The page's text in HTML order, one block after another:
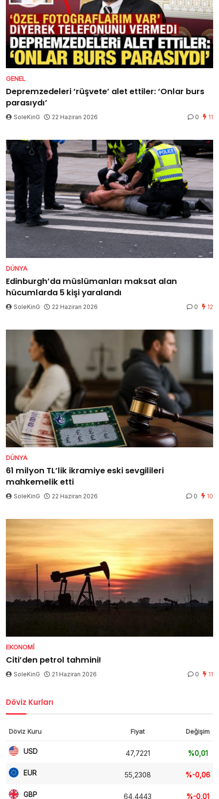
GENEL
Depremzedeleri ‘rüşvete’ alet ettiler: ‘Onlar burs
parasıydı’
SoleKinG 22 Haziran 2026 0 11
DÜNYA
Edinburgh’da müslümanları maksat alan
hücumlarda 5 kişi yaralandı
SoleKinG 22 Haziran 2026 0 12
DÜNYA
61 milyon TL’lik ikramiye eski sevgilileri
mahkemelik etti
SoleKinG 22 Haziran 2026 0 10
EKONOMI
Citi’den petrol tahmini!
SoleKinG 21 Haziran 2026 0 11
Döviz Kurları
Döviz Kuru Fiyat Değişim
USD 47,7221 %0,01
EUR 55,2308 %-0,06
GBP 64,4443 %-0,01